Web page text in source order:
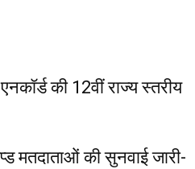
की 12वीं राज्य स्तरीय
मतदाताओं की सुनवाई जारी-